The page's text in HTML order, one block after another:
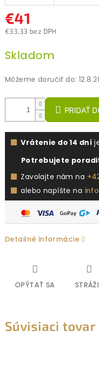
€41
€33,33 bez DPH
cena:
Skladom
Môžeme doručiť do:
PRIDAŤ
Vrátenie do 14 dní
Potrebujete
Zavolajte nám na
alebo napíšte na
Detailné informácie
OPÝTAŤ SA
Súvisiaci tovar